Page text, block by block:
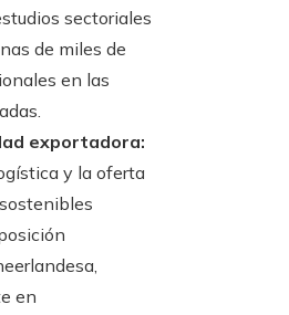
sectoriales
de miles de
en las
exportadora:
y la oferta
en